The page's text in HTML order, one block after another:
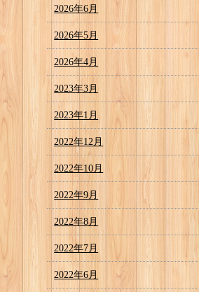
2026年6月
2026年5月
2026年4月
2023年3月
2023年1月
2022年12月
2022年10月
2022年9月
2022年8月
2022年7月
2022年6月